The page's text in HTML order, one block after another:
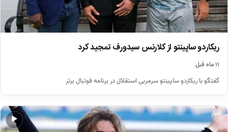
ریکاردو ساپینتو از کلارنس سیدورف تمجید کرد
۱۱ ماه قبل
گفتگو با ریکاردو ساپینتو سرمربی استقلال در برنامه فوتبال برتر
▶
اخبار